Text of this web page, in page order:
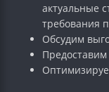
актуальные
требования
Обсудим
Предоставим